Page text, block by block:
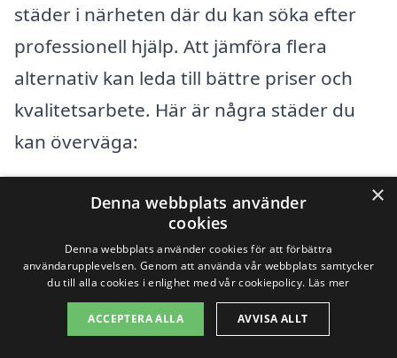
städer i närheten där du kan söka efter
professionell hjälp. Att jämföra flera
alternativ kan leda till bättre priser och
kvalitetsarbete. Här är några städer du
kan överväga:
Månstad
Bredaryd
Torskinge
Storebro
×
Denna webbplats använder
cookies
Denna webbplats använder cookies för att förbättra
användarupplevelsen. Genom att använda vår webbplats samtycker
du till alla cookies i enlighet med vår cookiepolicy. Läs mer
ACCEPTERA ALLA AVVISA ALLT